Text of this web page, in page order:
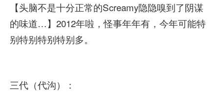
【头脑不是十分正常的Screamy隐隐嗅到了阴谋
的味道…】2012年啦，怪事年年有，今年可能特
别特别特别特别多。
三代（代沟）：